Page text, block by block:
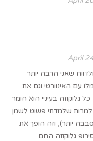
April
ולדווח שאני הרבה יותר
עם האינוורטי וגם את
גלוקוזה בעיניי הוא חומר
שלמדתי פשוט לשמן
יותר), וזה הופך את
גלוקוזה החם